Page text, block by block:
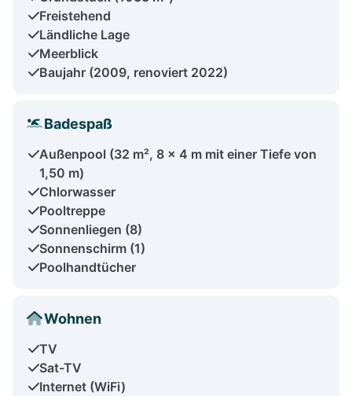
Freistehend
Ländliche Lage
Meerblick
Baujahr (2009, renoviert 2022)
Badespaß
Außenpool (32 m², 8 x 4 m mit einer Tiefe von
1,50 m)
Chlorwasser
Pooltreppe
Sonnenliegen (8)
Sonnenschirm (1)
Poolhandtücher
Wohnen
TV
Sat-TV
Internet (WiFi)